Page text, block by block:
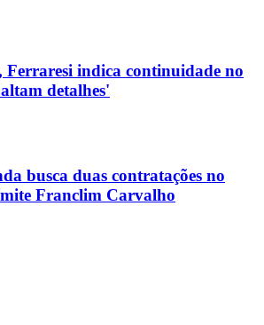
Ferraresi indica continuidade no
detalhes'
busca duas contratações no
Franclim Carvalho